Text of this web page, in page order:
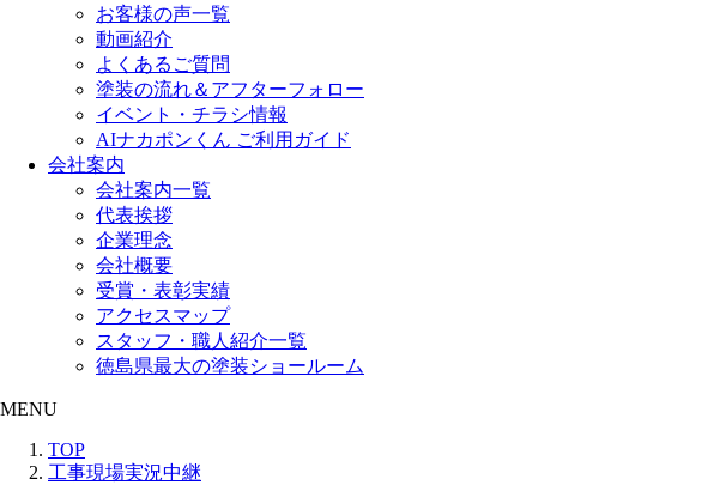
お客様の声一覧
動画紹介
よくあるご質問
塗装の流れ＆アフターフォロー
イベント・チラシ情報
AIナカポンくん ご利用ガイド
会社案内
会社案内一覧
代表挨拶
企業理念
会社概要
受賞・表彰実績
アクセスマップ
スタッフ・職人紹介一覧
徳島県最大の塗装ショールーム
MENU
TOP
工事現場実況中継